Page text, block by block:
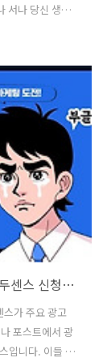
서나 당신 생
세, 향년 82
강이 악화해 오
나 안타깝게 사
오전 7시 30분
되었습니다. 현
장례는 ..
모두센스｜혁신적인 광고 플랫폼 출시｜모두센스 신청조건 장점 가입방법 특징
스가 주요 광고
포스트에서 광
입니다. 이들 플